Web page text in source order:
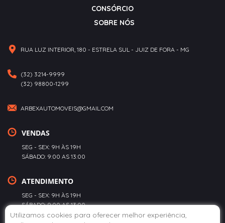
Utilizamos cookies para oferecer melhor experiência,
CONSÓRCIO
SOBRE NÓS
RUA LUZ INTERIOR, 180 - ESTRELA SUL - JUIZ DE FORA - MG
(32) 3214-9999
(32) 98800-1299
ARBEXAUTOMOVEIS@GMAIL.COM
VENDAS
SEG - SEX: 9H ÀS 19H
SÁBADO: 9:00 AS 13:00
ATENDIMENTO
SEG - SEX: 9H ÀS 19H
SÁBADO: 9:00 AS 13:00